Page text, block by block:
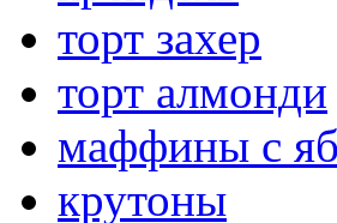
торт захер
торт алмонди
маффины с
крутоны